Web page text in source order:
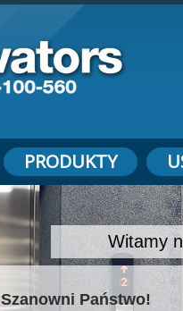
PRODUKTY
Witamy
Szanowni Państwo!